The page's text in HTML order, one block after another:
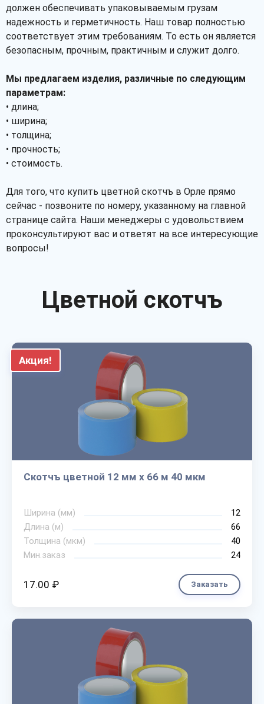
должен обеспечивать упаковываемым грузам
надежность и герметичность. Наш товар полностью
соответствует этим требованиям. То есть он является
безопасным, прочным, практичным и служит долго.
Мы предлагаем изделия, различные по следующим
параметрам:
• длина;
• ширина;
• толщина;
• прочность;
• стоимость.
Для того, что купить цветной скотчъ в Орле прямо
сейчас - позвоните по номеру, указанному на главной
странице сайта. Наши менеджеры с удовольствием
проконсультируют вас и ответят на все интересующие
вопросы!
Цветной скотчъ
Акция!
Скотчъ цветной 12 мм х 66 м 40 мкм
Ширина (мм)
12
Длина (м)
66
Толщина (мкм)
40
Мин.заказ
24
17.00 ₽ Заказать